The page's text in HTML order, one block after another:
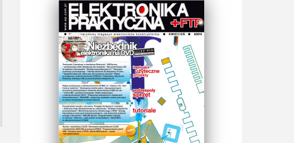
Zasilanie/Moc
Zdalne sterowanie
Zegary, timery